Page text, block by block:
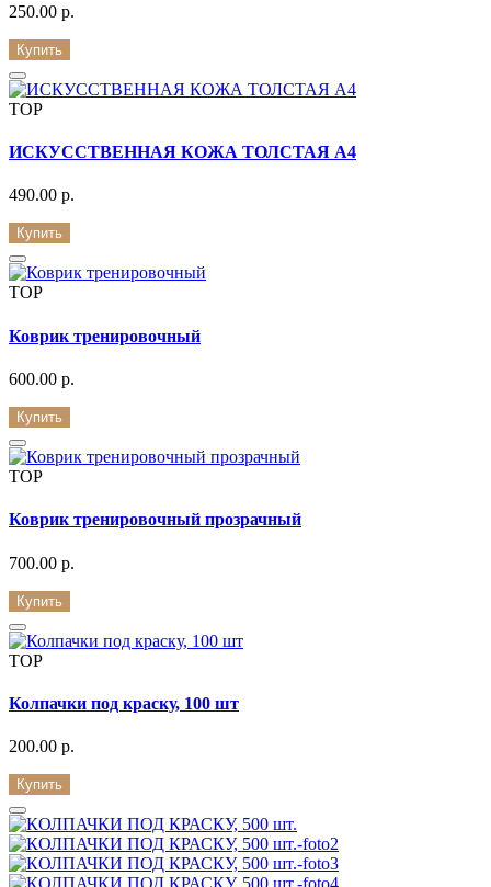
250.00 р.
Купить
TOP
ИСКУССТВЕННАЯ КОЖА ТОЛСТАЯ А4
490.00 р.
Купить
TOP
Коврик тренировочный
600.00 р.
Купить
TOP
Коврик тренировочный прозрачный
700.00 р.
Купить
TOP
Колпачки под краску, 100 шт
200.00 р.
Купить